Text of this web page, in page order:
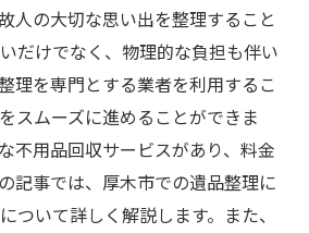
人の大切な思い出を整理すること
だけでなく、物理的な負担も伴い
理を専門とする業者を利用するこ
スムーズに進めることができま
不用品回収サービスがあり、料金
記事では、厚木市での遺品整理に
ついて詳しく解説します。また、